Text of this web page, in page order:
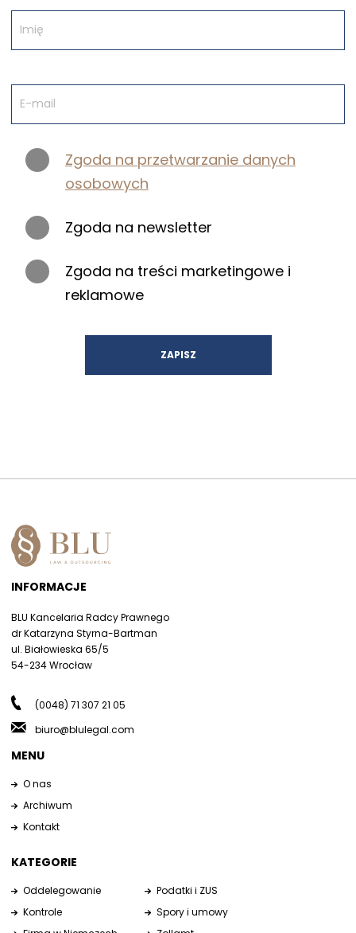
Zgoda na przetwarzanie danych
osobowych
Zgoda na newsletter
Zgoda na treści marketingowe i
reklamowe
INFORMACJE
BLU Kancelaria Radcy Prawnego
dr Katarzyna Styrna-Bartman
ul. Białowieska 65/5
54-234 Wrocław
(0048) 71 307 21 05
biuro@blulegal.com
MENU
O nas
Archiwum
Kontakt
KATEGORIE
Oddelegowanie
Podatki i ZUS
Kontrole
Spory i umowy